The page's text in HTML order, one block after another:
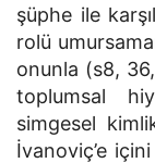
şüphe ile
rolü
onunla (s8,
toplumsal
simgesel
İvanoviç’e